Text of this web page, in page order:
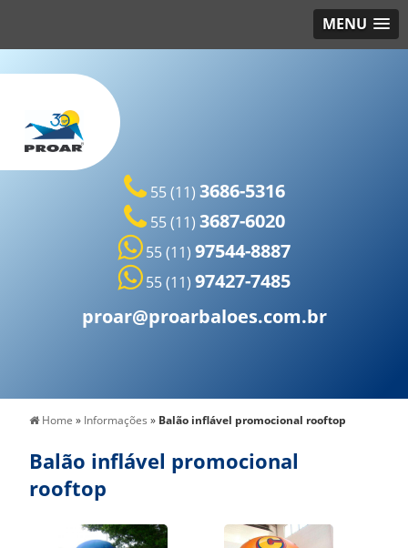
MENU
55 (11) 3686-5316
55 (11) 3687-6020
55 (11) 97544-8887
55 (11) 97427-7485
proar@proarbaloes.com.br
Home » Informações» Balão inflável promocional rooftop
Balão inflável promocional
rooftop